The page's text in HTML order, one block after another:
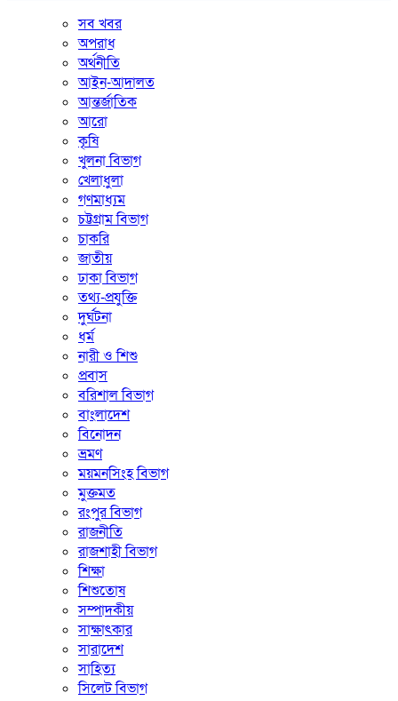
সব খবর
অপরাধ
অর্থনীতি
আইন-আদালত
আন্তর্জাতিক
আরো
কৃষি
খুলনা বিভাগ
খেলাধুলা
গণমাধ্যম
চট্টগ্রাম বিভাগ
চাকরি
জাতীয়
ঢাকা বিভাগ
তথ্য-প্রযুক্তি
দুর্ঘটনা
ধর্ম
নারী ও শিশু
প্রবাস
বরিশাল বিভাগ
বাংলাদেশ
বিনোদন
ভ্রমণ
ময়মনসিংহ বিভাগ
মুক্তমত
রংপুর বিভাগ
রাজনীতি
রাজশাহী বিভাগ
শিক্ষা
শিশুতোষ
সম্পাদকীয়
সাক্ষাৎকার
সারাদেশ
সাহিত্য
সিলেট বিভাগ